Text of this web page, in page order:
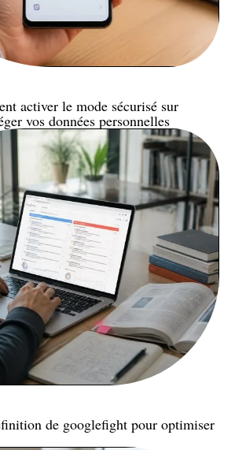
activer le mode sécurisé sur
vos données personnelles
de googlefight pour optimiser